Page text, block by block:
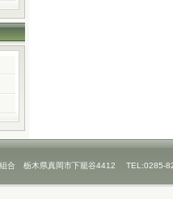
組合 栃木県真岡市下籠谷4412